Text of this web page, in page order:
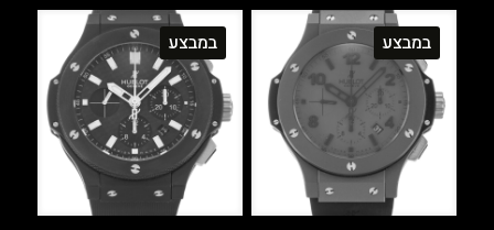
סוגים.
ניתן
לבחור
את
האפשרויות
בעמוד
המוצר
סוגים.
ניתן
לבחור
את
האפשרויות
בעמוד
המוצר
במבצע במבצע